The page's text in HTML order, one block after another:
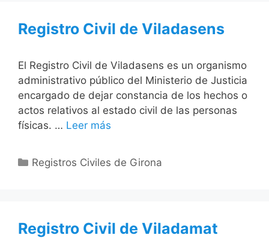
Registro Civil de Viladasens
El Registro Civil de Viladasens es un organismo
administrativo público del Ministerio de Justicia
encargado de dejar constancia de los hechos o
actos relativos al estado civil de las personas
físicas. … Leer más
Categorías
Registros Civiles de Girona
Registro Civil de Viladamat